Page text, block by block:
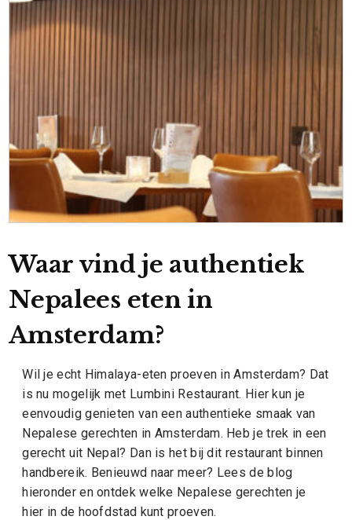
Waar vind je authentiek
Nepalees eten in
Amsterdam?
Wil je echt Himalaya-eten proeven in Amsterdam? Dat
is nu mogelijk met Lumbini Restaurant. Hier kun je
eenvoudig genieten van een authentieke smaak van
Nepalese gerechten in Amsterdam. Heb je trek in een
gerecht uit Nepal? Dan is het bij dit restaurant binnen
handbereik. Benieuwd naar meer? Lees de blog
hieronder en ontdek welke Nepalese gerechten je
hier in de hoofdstad kunt proeven.